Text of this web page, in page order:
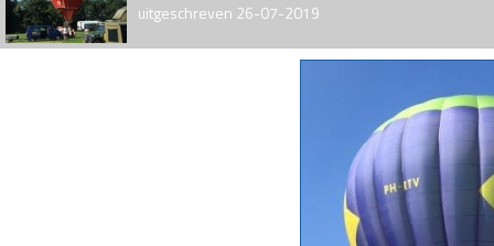
uitgeschreven 26-07-2019